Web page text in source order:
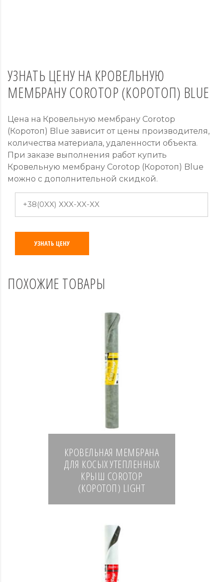
УЗНАТЬ ЦЕНУ НА КРОВЕЛЬНУЮ
МЕМБРАНУ COROTOP (КОРОТОП) BLUE
Цена на Кровельную мембрану Corotop
(Коротоп) Blue зависит от цены производителя,
количества материала, удаленности объекта.
При заказе выполнения работ купить
Кровельную мембрану Corotop (Коротоп) Blue
можно с дополнительной скидкой.
УЗНАТЬ ЦЕНУ
ПОХОЖИЕ ТОВАРЫ
КРОВЕЛЬНАЯ МЕМБРАНА
ДЛЯ КОСЫХ УТЕПЛЕННЫХ
КРЫШ COROTOP
(КОРОТОП) LIGHT